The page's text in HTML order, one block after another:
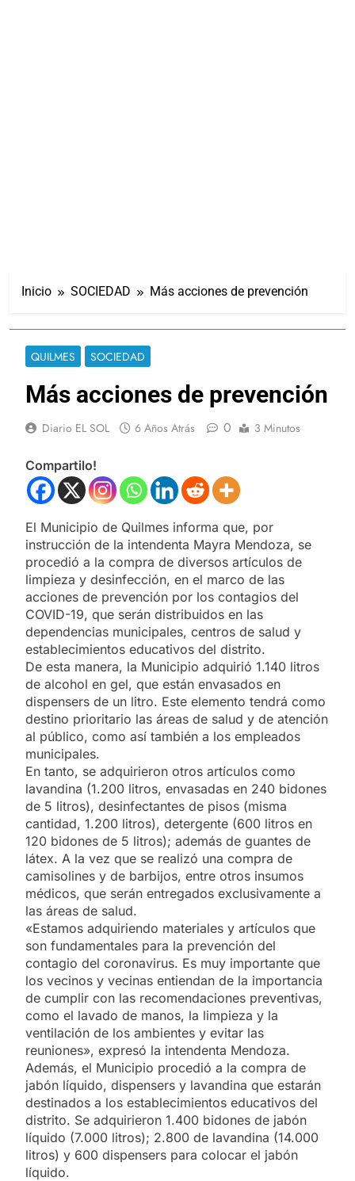
Inicio SOCIEDAD Más acciones de prevención
QUILMES SOCIEDAD
Más acciones de prevención
Diario EL SOL 6 Años Atrás 0 3 Minutos
Compartilo!
El Municipio de Quilmes informa que, por
instrucción de la intendenta Mayra Mendoza, se
procedió a la compra de diversos artículos de
limpieza y desinfección, en el marco de las
acciones de prevención por los contagios del
COVID-19, que serán distribuidos en las
dependencias municipales, centros de salud y
establecimientos educativos del distrito.
De esta manera, la Municipio adquirió 1.140 litros
de alcohol en gel, que están envasados en
dispensers de un litro. Este elemento tendrá como
destino prioritario las áreas de salud y de atención
al público, como así también a los empleados
municipales.
En tanto, se adquirieron otros artículos como
lavandina (1.200 litros, envasadas en 240 bidones
de 5 litros), desinfectantes de pisos (misma
cantidad, 1.200 litros), detergente (600 litros en
120 bidones de 5 litros); además de guantes de
látex. A la vez que se realizó una compra de
camisolines y de barbijos, entre otros insumos
médicos, que serán entregados exclusivamente a
las áreas de salud.
«Estamos adquiriendo materiales y artículos que
son fundamentales para la prevención del
contagio del coronavirus. Es muy importante que
los vecinos y vecinas entiendan de la importancia
de cumplir con las recomendaciones preventivas,
como el lavado de manos, la limpieza y la
ventilación de los ambientes y evitar las
reuniones», expresó la intendenta Mendoza.
Además, el Municipio procedió a la compra de
jabón líquido, dispensers y lavandina que estarán
destinados a los establecimientos educativos del
distrito. Se adquirieron 1.400 bidones de jabón
líquido (7.000 litros); 2.800 de lavandina (14.000
litros) y 600 dispensers para colocar el jabón
líquido.